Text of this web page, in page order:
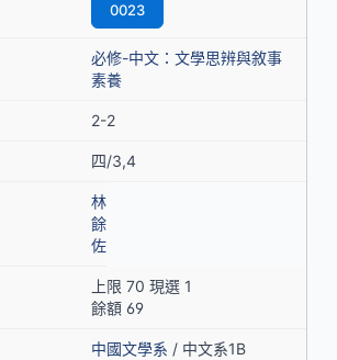
0023
必修-中文：文學思辨與敘事
素養
2-2
四/3,4
林
餘
佐
上限 70 現選 1
餘額 69
中國文學系 / 中文系1B